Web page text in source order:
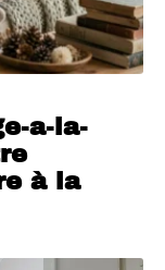
a-la-
à la